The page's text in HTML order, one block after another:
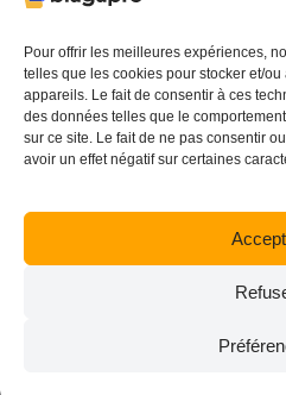
Pour offrir les meilleures expériences,
telles que les cookies pour stocker et/
appareils. Le fait de consentir à ces
des données telles que le
sur ce site. Le fait de ne pas consentir
avoir un effet négatif sur certaines
© 2022 - 2024 Blagapro.
personnalisés